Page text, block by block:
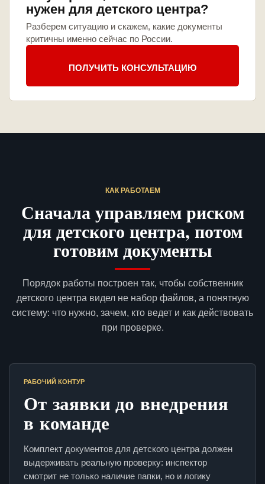
нужен для детского центра?
Разберем ситуацию и скажем, какие документы
критичны именно сейчас по России.
ПОЛУЧИТЬ КОНСУЛЬТАЦИЮ
КАК РАБОТАЕМ
Сначала управляем риском
для детского центра, потом
готовим документы
Порядок работы построен так, чтобы собственник
детского центра видел не набор файлов, а понятную
систему: что нужно, зачем, кто ведет и как действовать
при проверке.
РАБОЧИЙ КОНТУР
От заявки до внедрения
в команде
Комплект документов для детского центра должен
выдерживать реальную проверку: инспектор
смотрит не только наличие папки, но и логику